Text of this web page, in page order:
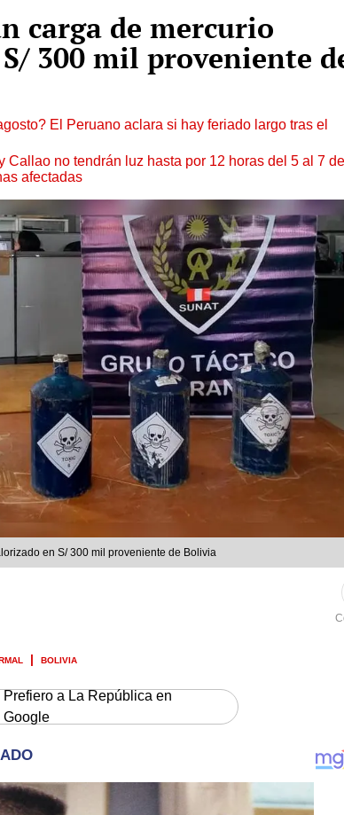
carga de mercurio
300 mil proveniente
El Peruano aclara si hay feriado largo tras el
Callao no tendrán luz hasta por 12 horas del 5 al 7 de
afectadas
en S/ 300 mil proveniente de Bolivia
BOLIVIA
Prefiero a La República en
Google